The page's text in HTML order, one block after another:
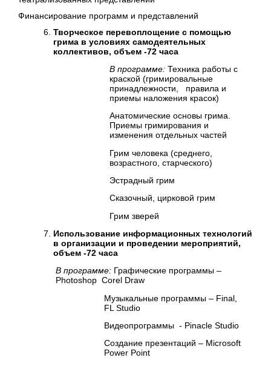
Финансирование программ и представлений
Творческое перевоплощение с помощью
грима в условиях самодеятельных
коллективов, объем -72 часа
В программе:Техника работы с
краской (гримировальные
принадлежности, правила и
приемы наложения красок)
Анатомические основы грима.
Приемы гримирования и
изменения отдельных частей
Грим человека (среднего,
возрастного, старческого)
Эстрадный грим
Сказочный, цирковой грим
Грим зверей
Использование информационных технологий
в организации и проведении мероприятий,
объем -72 часа
В программе:Графические программы –
Photoshop Corel Draw
Музыкальные программы – Final,
FL Studio
Видеопрограммы - Pinacle Studio
Создание презентаций – Microsoft
Power Point